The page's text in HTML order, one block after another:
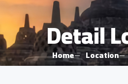
Detail
Home Location